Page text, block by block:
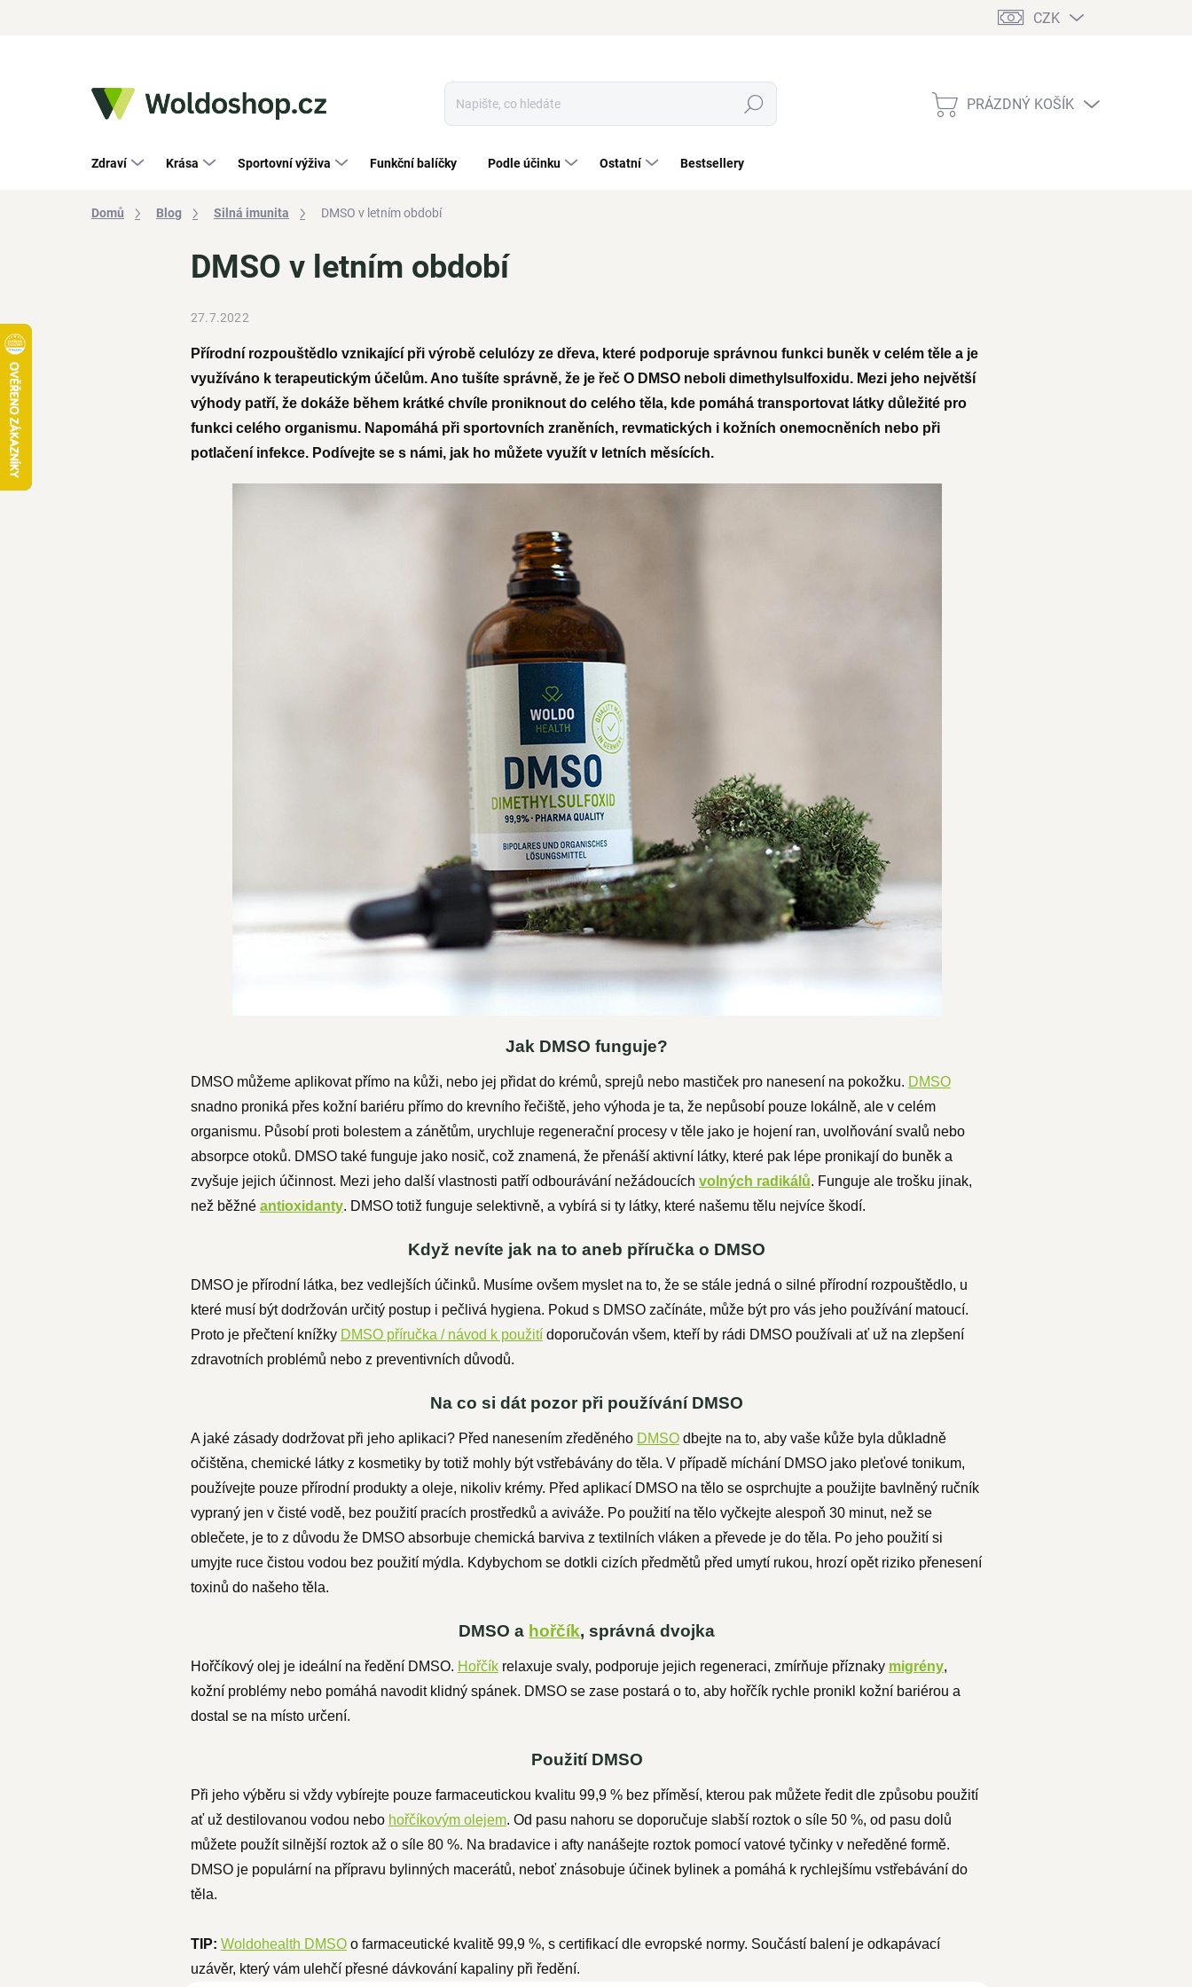
CZK
Hledat
NÁKUPNÍ
PRÁZDNÝ KOŠÍK
Zdraví Krása Sportovní výživa Funkční balíčky Podle účinku Ostatní Bestsellery
Domů Blog Silná imunita DMSO v letním období
DMSO v letním období
27.7.2022
Přírodní rozpouštědlo vznikající při výrobě celulózy ze dřeva, které podporuje správnou funkci buněk v celém těle a je
využíváno k terapeutickým účelům. Ano tušíte správně, že je řeč O DMSO neboli dimethylsulfoxidu. Mezi jeho největší
výhody patří, že dokáže během krátké chvíle proniknout do celého těla, kde pomáhá transportovat látky důležité pro
funkci celého organismu. Napomáhá při sportovních zraněních, revmatických i kožních onemocněních nebo při
potlačení infekce. Podívejte se s námi, jak ho můžete využít v letních měsících.
Jak DMSO funguje?
DMSO můžeme aplikovat přímo na kůži, nebo jej přidat do krémů, sprejů nebo mastiček pro nanesení na pokožku. DMSO
snadno proniká přes kožní bariéru přímo do krevního řečiště, jeho výhoda je ta, že nepůsobí pouze lokálně, ale v celém
organismu. Působí proti bolestem a zánětům, urychluje regenerační procesy v těle jako je hojení ran, uvolňování svalů nebo
absorpce otoků. DMSO také funguje jako nosič, což znamená, že přenáší aktivní látky, které pak lépe pronikají do buněk a
zvyšuje jejich účinnost. Mezi jeho další vlastnosti patří odbourávání nežádoucích volných radikálů. Funguje ale trošku jinak,
než běžné antioxidanty. DMSO totiž funguje selektivně, a vybírá si ty látky, které našemu tělu nejvíce škodí.
Když nevíte jak na to aneb příručka o DMSO
DMSO je přírodní látka, bez vedlejších účinků. Musíme ovšem myslet na to, že se stále jedná o silné přírodní rozpouštědlo, u
které musí být dodržován určitý postup i pečlivá hygiena. Pokud s DMSO začínáte, může být pro vás jeho používání matoucí.
Proto je přečtení knížky DMSO příručka / návod k použitídoporučován všem, kteří by rádi DMSO používali ať už na zlepšení
zdravotních problémů nebo z preventivních důvodů.
Na co si dát pozor při používání DMSO
A jaké zásady dodržovat při jeho aplikaci? Před nanesením zředěného DMSOdbejte na to, aby vaše kůže byla důkladně
očištěna, chemické látky z kosmetiky by totiž mohly být vstřebávány do těla. V případě míchání DMSO jako pleťové tonikum,
používejte pouze přírodní produkty a oleje, nikoliv krémy. Před aplikací DMSO na tělo se osprchujte a použijte bavlněný ručník
vypraný jen v čisté vodě, bez použití pracích prostředků a aviváže. Po použití na tělo vyčkejte alespoň 30 minut, než se
oblečete, je to z důvodu že DMSO absorbuje chemická barviva z textilních vláken a převede je do těla. Po jeho použití si
umyjte ruce čistou vodou bez použití mýdla. Kdybychom se dotkli cizích předmětů před umytí rukou, hrozí opět riziko přenesení
toxinů do našeho těla.
DMSO a hořčík, správná dvojka
Hořčíkový olej je ideální na ředění DMSO. Hořčíkrelaxuje svaly, podporuje jejich regeneraci, zmírňuje příznaky migrény,
kožní problémy nebo pomáhá navodit klidný spánek. DMSO se zase postará o to, aby hořčík rychle pronikl kožní bariérou a
dostal se na místo určení.
Použití DMSO
Při jeho výběru si vždy vybírejte pouze farmaceutickou kvalitu 99,9 % bez příměsí, kterou pak můžete ředit dle způsobu použití
ať už destilovanou vodou nebo hořčíkovým olejem. Od pasu nahoru se doporučuje slabší roztok o síle 50 %, od pasu dolů
můžete použít silnější roztok až o síle 80 %. Na bradavice i afty nanášejte roztok pomocí vatové tyčinky v neředěné formě.
DMSO je populární na přípravu bylinných macerátů, neboť znásobuje účinek bylinek a pomáhá k rychlejšímu vstřebávání do
těla.
TIP: Woldohealth DMSOo farmaceutické kvalitě 99,9 %, s certifikací dle evropské normy. Součástí balení je odkapávací
uzávěr, který vám ulehčí přesné dávkování kapaliny při ředění.